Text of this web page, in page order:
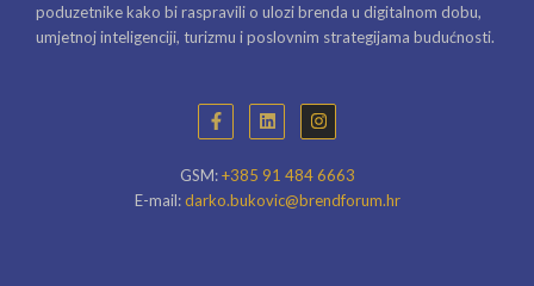
poduzetnike kako bi raspravili o ulozi brenda u digitalnom dobu,
umjetnoj inteligenciji, turizmu i poslovnim strategijama budućnosti.
GSM:+385 91 484 6663
E-mail:darko.bukovic@brendforum.hr